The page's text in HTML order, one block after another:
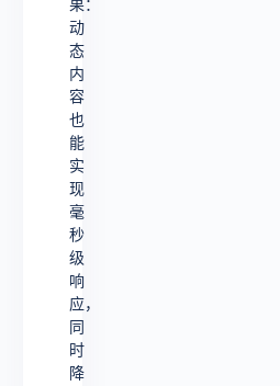
果：
动
态
内
容
也
能
实
现
毫
秒
级
响
应，
同
时
降